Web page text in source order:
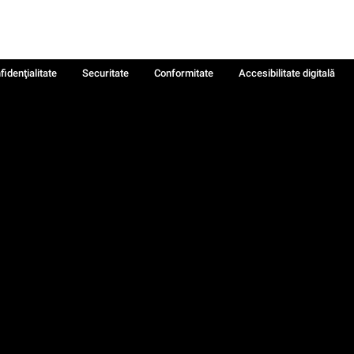
Securitate Conformitate
Accesibilitate digitală